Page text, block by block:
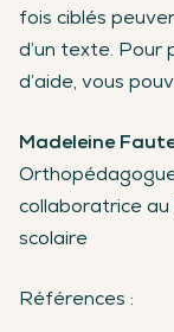
fois ciblés
d’un texte. Pour
d’aide, vous
Madeleine
collaboratrice
scolaire
Références :